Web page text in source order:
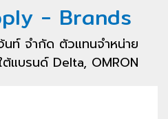
- Brands
นท์ จำกัด ตัวแทนจำหน่าย
แบรนด์ Delta, OMRON